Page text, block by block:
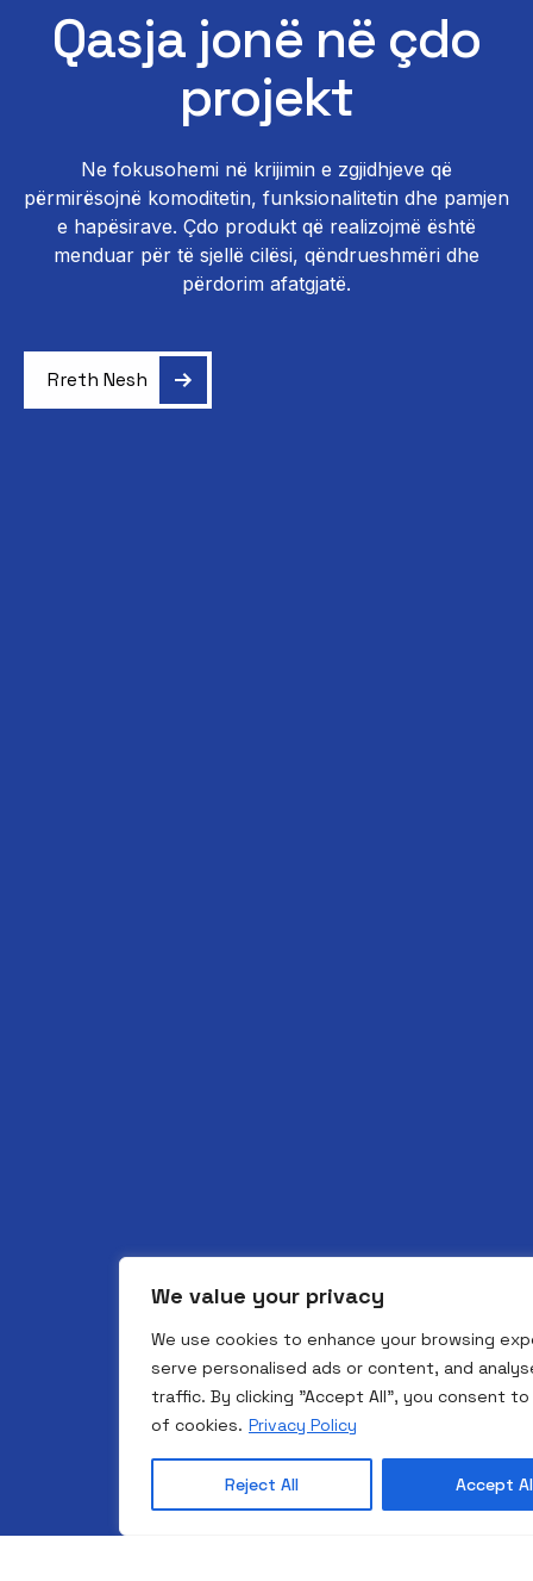
We value your privacy
We use cookies to enhance your browsing
serve personalised ads or content, and
traffic. By clicking "Accept All", you consent to
of cookies. Privacy Policy
Reject All Accept
Qasja jonë në çdo
projekt
Ne fokusohemi në krijimin e zgjidhjeve që
përmirësojnë komoditetin, funksionalitetin dhe pamjen
e hapësirave. Çdo produkt që realizojmë është
menduar për të sjellë cilësi, qëndrueshmëri dhe
përdorim afatgjatë.
Rreth Nesh